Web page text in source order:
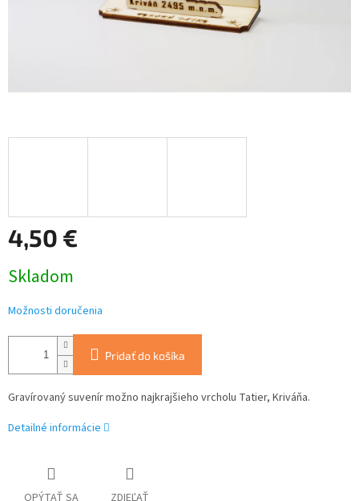
4,50 €
cena:
Skladom
Možnosti doručenia
Pridať do košíka
Gravírovaný suvenír možno najkrajšieho vrcholu Tatier, Kriváňa.
Detailné informácie